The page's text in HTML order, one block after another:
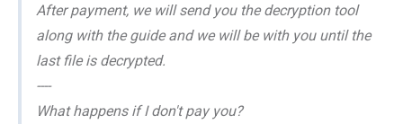
After payment, we will send you the decryption tool
along with the guide and we will be with you until the
last file is decrypted.
----
What happens if I don't pay you?